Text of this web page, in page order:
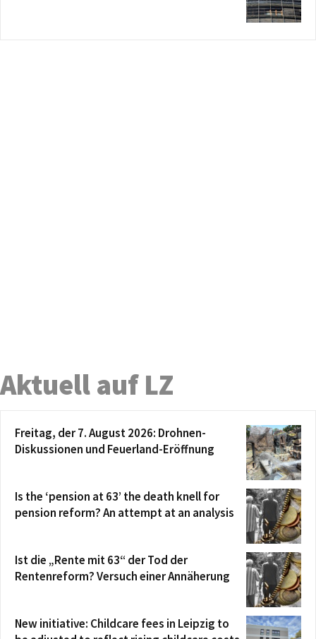
Aktuell auf LZ
Freitag, der 7. August 2026: Drohnen-
Diskussionen und Feuerland-Eröffnung
Is the ‘pension at 63’ the death knell for
pension reform? An attempt at an analysis
Ist die „Rente mit 63“ der Tod der
Rentenreform? Versuch einer Annäherung
New initiative: Childcare fees in Leipzig to